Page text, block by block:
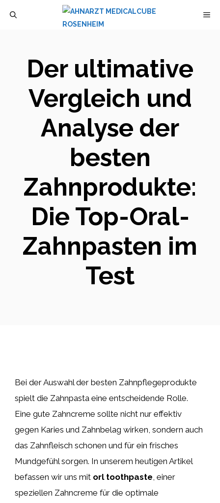
Der ultimative
Vergleich und
Analyse der
besten
Zahnprodukte:
Die Top-Oral-
Zahnpasten im
Test
Bei der Auswahl der besten Zahnpflegeprodukte
spielt die Zahnpasta eine entscheidende Rolle.
Eine gute Zahncreme sollte nicht nur effektiv
gegen Karies und Zahnbelag wirken, sondern auch
das Zahnfleisch schonen und für ein frisches
Mundgefühl sorgen. In unserem heutigen Artikel
befassen wir uns mit orl toothpaste, einer
speziellen Zahncreme für die optimale